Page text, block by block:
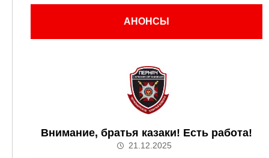
АНОНСЫ
Внимание, братья казаки! Есть работа!
21.12.2025